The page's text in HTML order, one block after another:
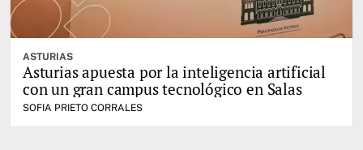
ASTURIAS
Asturias apuesta por la inteligencia artificial
con un gran campus tecnológico en Salas
SOFIA PRIETO CORRALES